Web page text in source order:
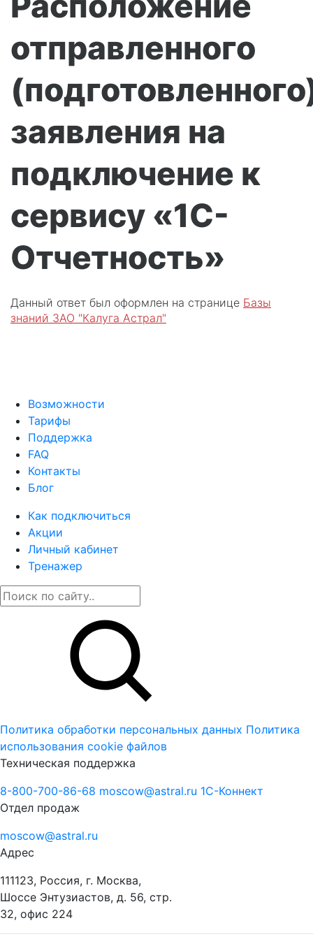
отправленного
заявления на
подключение к
сервису «1С-
Отчетность»
Данный ответ был оформлен на странице Базы
знаний ЗАО "Калуга Астрал"
Возможности
Тарифы
Поддержка
FAQ
Контакты
Блог
Как подключиться
Акции
Личный кабинет
Тренажер
Политика обработки персональных данных Политика
использования cookie файлов
Техническая поддержка
8-800-700-86-68 moscow@astral.ru 1С-Коннект
Отдел продаж
moscow@astral.ru
Адрес
111123, Россия, г. Москва,
Шоссе Энтузиастов, д. 56, стр.
32, офис 224